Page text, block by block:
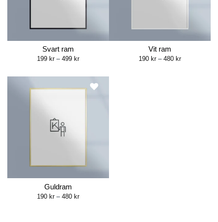
Svart ram
199 kr – 499 krPrice
through
499 kr
Vit ram
190 kr – 480 krPrice
Guldram
190 kr – 480 krPrice